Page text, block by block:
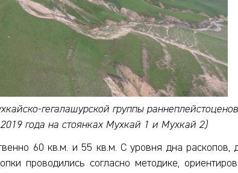
гегалашурской группы
года на стоянках Мухкай 1 и Мухкай 2)
60 кв.м. и 55 кв.м. С уровня дна раскопов,
проводились согласно методике,